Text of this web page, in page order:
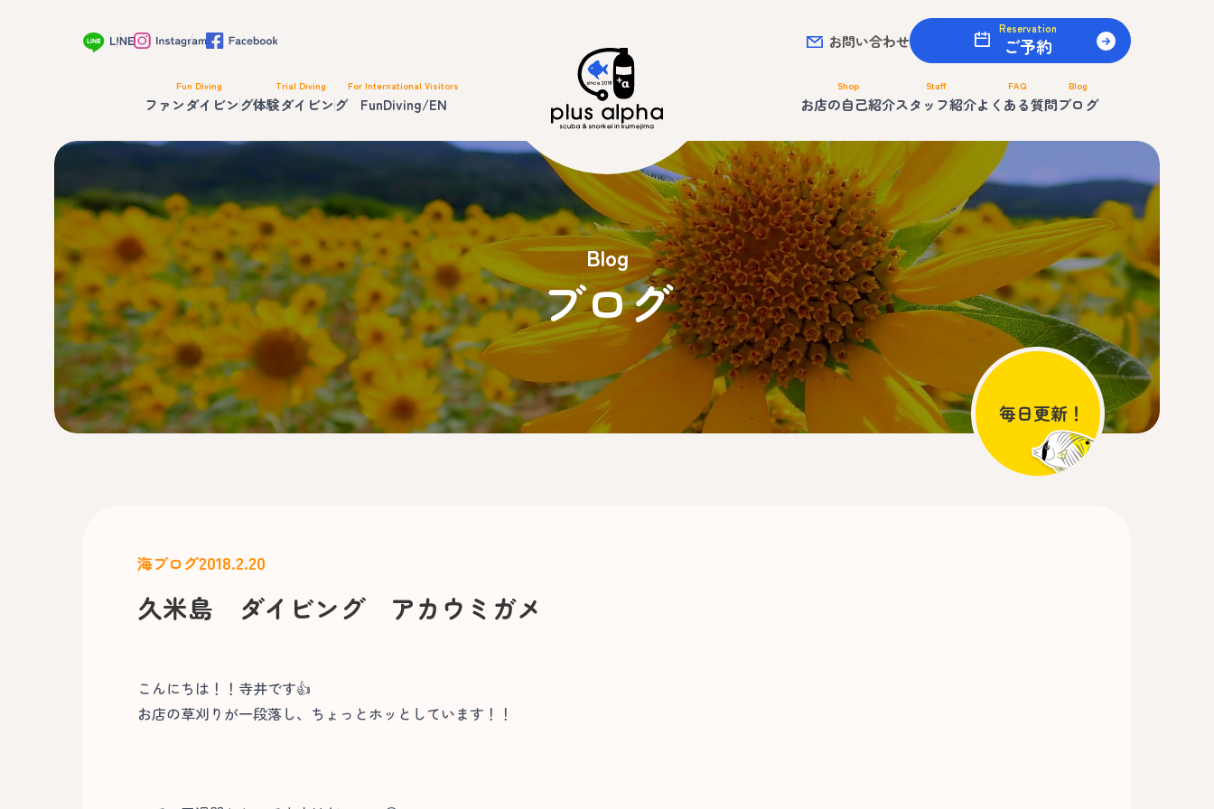
お問い合わせ
Reservation
ご予約
Fun Diving
ファンダイビング
Trial Diving
体験ダイビング
For International Visitors
FunDiving/EN
Shop
お店の自己紹介
Staff
スタッフ紹介
FAQ
よくある質問
Blog
ブログ
Blog
ブログ
海ブログ2018.2.20
久米島 ダイビング アカウミガメ
こんにちは！！寺井です👍
お店の草刈りが一段落し、ちょっとホッとしています！！